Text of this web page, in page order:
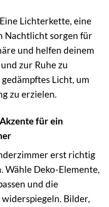
Eine Lichterkette, eine
Nachtlicht sorgen für
und helfen deinem
zur Ruhe zu
Licht, um
zu erzielen.
für ein
erst richtig
Wähle Deko-Elemente,
und die
Bilder,